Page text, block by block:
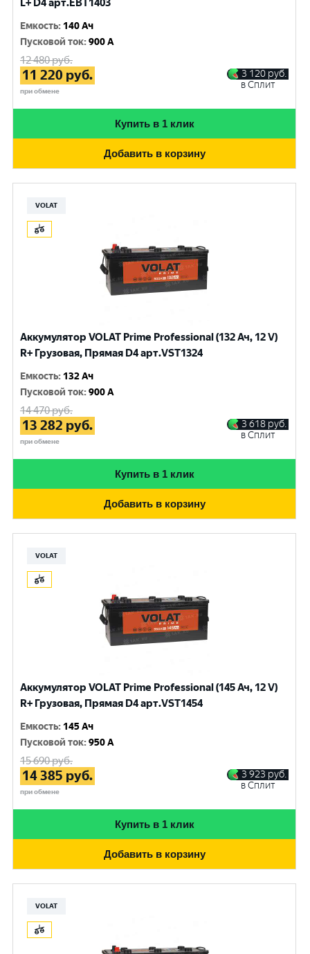
L+ D4 арт.EBT1403
Емкость: 140 Ач
Пусковой ток:900 A
12 480руб.
11 220 руб.
при обмене
3 120 руб.
в Сплит
Купить в 1 клик
Добавить в корзину
VOLAT
Аккумулятор VOLAT Prime Professional (132 Ач, 12 V)
R+ Грузовая, Прямая D4 арт.VST1324
Емкость: 132 Ач
Пусковой ток:900 A
14 470руб.
13 282 руб.
при обмене
3 618 руб.
в Сплит
Купить в 1 клик
Добавить в корзину
VOLAT
Аккумулятор VOLAT Prime Professional (145 Ач, 12 V)
R+ Грузовая, Прямая D4 арт.VST1454
Емкость: 145 Ач
Пусковой ток:950 A
15 690руб.
14 385 руб.
при обмене
3 923 руб.
в Сплит
Купить в 1 клик
Добавить в корзину
VOLAT